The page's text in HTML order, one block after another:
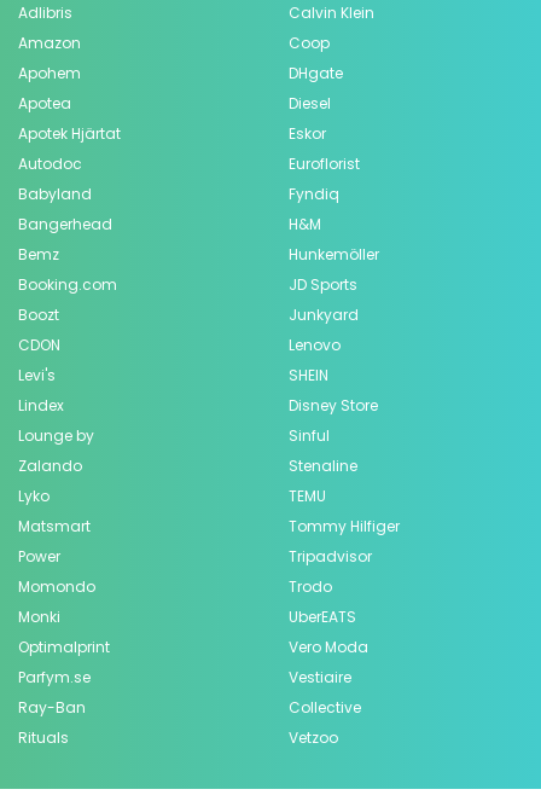
Adlibris
Amazon
Apohem
Apotea
Apotek Hjärtat
Autodoc
Babyland
Bangerhead
Bemz
Booking.com
Boozt
CDON
Calvin Klein
Coop
DHgate
Diesel
Eskor
Euroflorist
Fyndiq
H&M
Hunkemöller
JD Sports
Junkyard
Lenovo
Levi's
Lindex
Lounge by
Zalando
Lyko
Matsmart
Power
Momondo
Monki
Optimalprint
Parfym.se
Ray-Ban
Rituals
SHEIN
Disney Store
Sinful
Stenaline
TEMU
Tommy Hilfiger
Tripadvisor
Trodo
UberEATS
Vero Moda
Vestiaire
Collective
Vetzoo